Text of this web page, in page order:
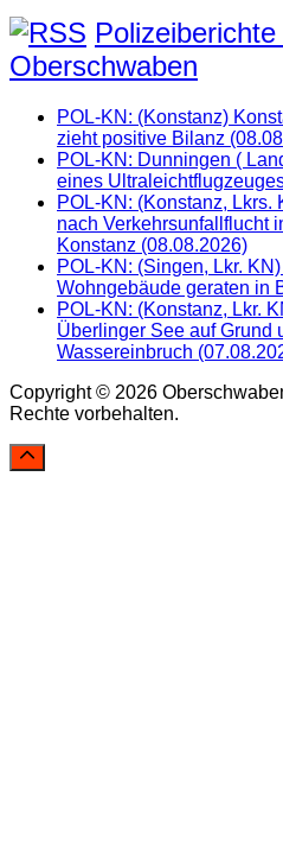
Polizeiberichte
Oberschwaben
POL-KN: (Konstanz)
zieht positive Bilanz
POL-KN: Dunningen (
eines
POL-KN: (Konstanz, Lkrs.
nach Verkehrsunfallflucht
Konstanz (08.08.2026)
POL-KN: (Singen, Lkr.
Wohngebäude geraten in
POL-KN: (Konstanz, Lkr.
Überlinger See auf Grund
Wassereinbruch
Copyright © 2026
Rechte vorbehalten.